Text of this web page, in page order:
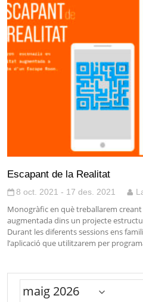
Escapant de la Realitat
8 oct. 2021 - 17 des. 2021
Monogràfic en què treballarem
augmentada dins un projecte
Durant les diferents sessions ens
l’aplicació que utilitzarem per